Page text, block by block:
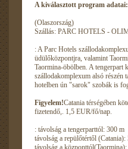
A kiválasztott program adatai:
(Olaszország)
Szállás: PARC HOTELS -
: A Parc Hotels
üdülőközpontjra, valamint
Taormina-öbölben. A tengerpart
szállodakomplexum alsó részén
hotelben ún "sarok" szobák is
Figyelem!Catania térségében
fizetendő,. 1,5 EUR/fő/nap.
: távolság a tengerparttól: 300 m
távolság a repülőtértől (Catania):
távolság a